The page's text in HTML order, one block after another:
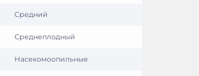
Средний
Среднеплодный
Насекомоопильные